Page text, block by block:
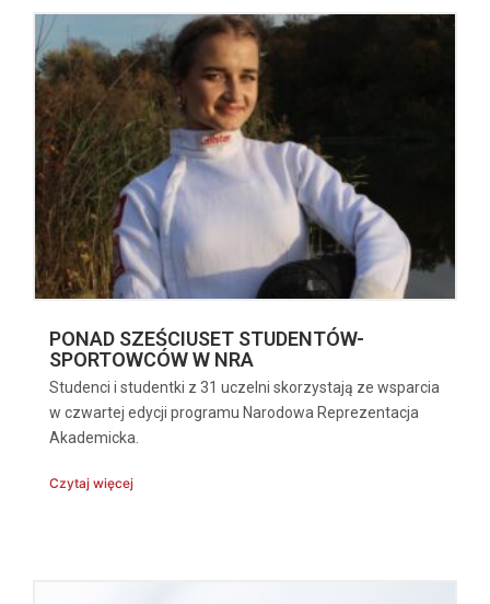
PONAD SZEŚCIUSET STUDENTÓW-
SPORTOWCÓW W NRA
Studenci i studentki z 31 uczelni skorzystają ze wsparcia
w czwartej edycji programu Narodowa Reprezentacja
Akademicka.
Czytaj więcej